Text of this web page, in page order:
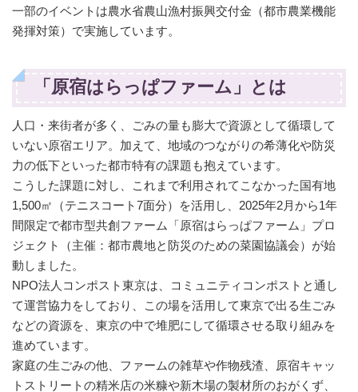
一部のイベントは農水省農山漁村振興交付金（都市農業機能
発揮対策）で実施しています。
「原宿はらっぱファーム」とは
人口・来街者が多く、ごみの量も膨大で資源として循環して
いない原宿エリア。加えて、地域のつながりの希薄化や防災
力の低下といった都市特有の課題も抱えています。
こうした課題に対し、これまで利用されてこなかった国有地
1,500㎡（テニスコート7面分）を活用し、2025年2月から1年
間限定で都市型共創ファーム「原宿はらっぱファーム」プロ
ジェクト（主催：都市農地と防災のための菜園協議会）が始
動しました。
NPO法人コンポスト東京は、コミュニティコンポストと通し
て運営協力をしており、この場を活用して東京で出る生ごみ
などの資源を、東京の中で堆肥にして循環させる取り組みを
進めています。
家庭の生ごみの他、ファームの雑草や作物残渣、原宿キャッ
トストリートの精米店の米糠や新木場の製材所のおがくず、